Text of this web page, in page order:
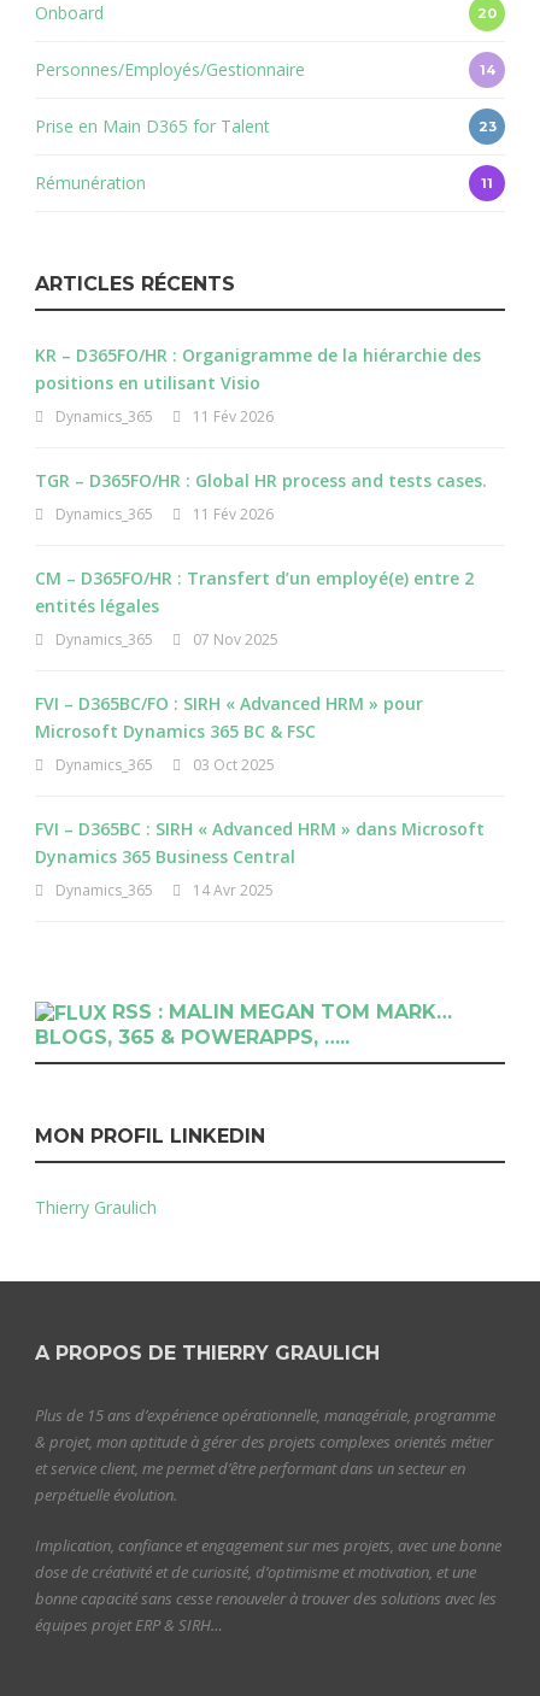
Onboard 20
Personnes/Employés/Gestionnaire 14
Prise en Main D365 for Talent 23
Rémunération 11
ARTICLES RÉCENTS
KR – D365FO/HR : Organigramme de la hiérarchie des
positions en utilisant Visio
Dynamics_365 11 Fév 2026
TGR – D365FO/HR : Global HR process and tests cases.
Dynamics_365 11 Fév 2026
CM – D365FO/HR : Transfert d’un employé(e) entre 2
entités légales
Dynamics_365 07 Nov 2025
FVI – D365BC/FO : SIRH « Advanced HRM » pour
Microsoft Dynamics 365 BC & FSC
Dynamics_365 03 Oct 2025
FVI – D365BC : SIRH « Advanced HRM » dans Microsoft
Dynamics 365 Business Central
Dynamics_365 14 Avr 2025
RSS : MALIN MEGAN TOM MARK…
BLOGS, 365 & POWERAPPS, …..
MON PROFIL LINKEDIN
Thierry Graulich
A PROPOS DE THIERRY GRAULICH
Plus de 15 ans d’expérience opérationnelle, managériale, programme
& projet, mon aptitude à gérer des projets complexes orientés métier
et service client, me permet d’être performant dans un secteur en
perpétuelle évolution.
Implication, confiance et engagement sur mes projets, avec une bonne
dose de créativité et de curiosité, d’optimisme et motivation, et une
bonne capacité sans cesse renouveler à trouver des solutions avec les
équipes projet ERP & SIRH…